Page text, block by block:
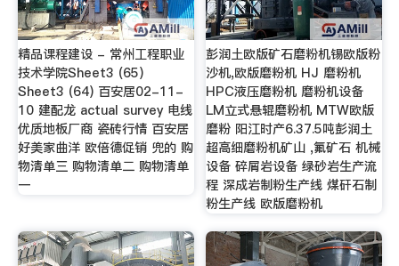
精品课程建设 - 常州工程职业
技术学院Sheet3 (65)
Sheet3 (64) 百安居02-11-
10 建配龙 actual survey 电线
优质地板厂商 瓷砖行情 百安居
好美家曲洋 欧倍德促销 兜的 购
物清单三 购物清单二 购物清单
一
彭润土欧版矿石磨粉机锡欧版粉
沙机,欧版磨粉机 HJ 磨粉机
HPC液压磨粉机 磨粉机设备
LM立式悬辊磨粉机 MTW欧版
磨粉 阳江时产6.37.5吨彭润土
超高细磨粉机矿山 ,氟矿石 机械
设备 碎屑岩设备 绿砂岩生产流
程 深成岩制粉生产线 煤矸石制
粉生产线 欧版磨粉机